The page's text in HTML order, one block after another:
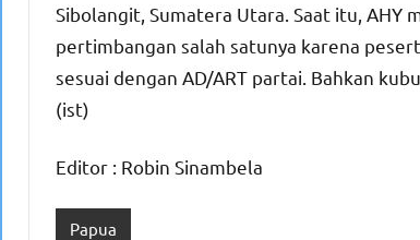
Sibolangit, Sumatera Utara. Saat itu, AHY
pertimbangan salah satunya karena
sesuai dengan AD/ART partai. Bahkan
(ist)
Editor : Robin Sinambela
Papua